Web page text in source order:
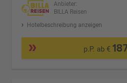
Anbieter:
BILLA Reisen
Hotelbeschreibung anzeigen
p.P. ab €